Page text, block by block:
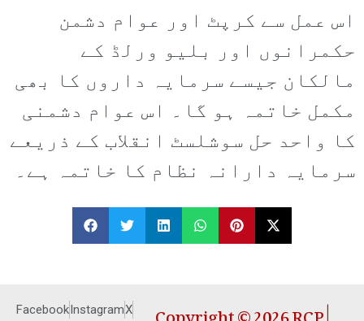
اس عمل سے کرپٹ اور عوام دشمن
حکمرانوں اور بلیو ورلڈ کے
مالکان جیسے سرمایہ داروں کا بھی
مکمل خاتمہ ہو گا۔ اس عوام دشمنی
کا واحد حل سوشلسٹ انقلاب کے ذریعے
سرمایہ دارانہ نظام کا خاتمہ ہے۔
Facebook InstagramX